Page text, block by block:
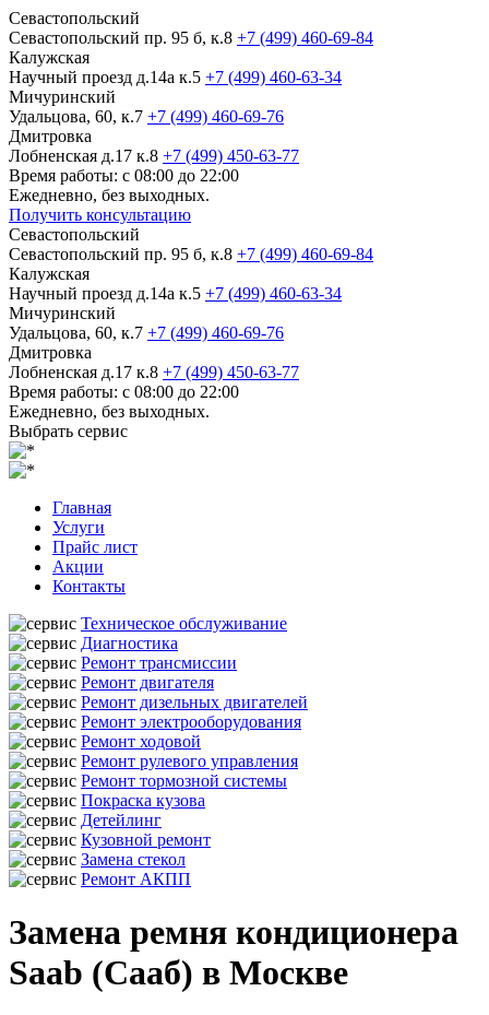
Севастопольский
Севастопольский пр. 95 б, к.8 +7 (499) 460-69-84
Калужская
Научный проезд д.14а к.5 +7 (499) 460-63-34
Мичуринский
Удальцова, 60, к.7 +7 (499) 460-69-76
Дмитровка
Лобненская д.17 к.8 +7 (499) 450-63-77
Время работы: с 08:00 до 22:00
Ежедневно, без выходных.
Получить консультацию
Севастопольский
Севастопольский пр. 95 б, к.8 +7 (499) 460-69-84
Калужская
Научный проезд д.14а к.5 +7 (499) 460-63-34
Мичуринский
Удальцова, 60, к.7 +7 (499) 460-69-76
Дмитровка
Лобненская д.17 к.8 +7 (499) 450-63-77
Время работы: с 08:00 до 22:00
Ежедневно, без выходных.
Выбрать сервис
Главная
Услуги
Прайс лист
Акции
Контакты
Техническое обслуживание
Диагностика
Ремонт трансмиссии
Ремонт двигателя
Ремонт дизельных двигателей
Ремонт электрооборудования
Ремонт ходовой
Ремонт рулевого управления
Ремонт тормозной системы
Покраска кузова
Детейлинг
Кузовной ремонт
Замена стекол
Ремонт АКПП
Замена ремня кондиционера
Saab (Сааб) в Москве